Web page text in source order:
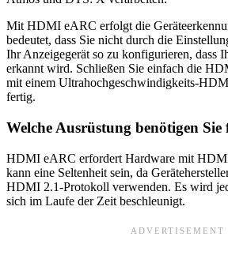
Mit HDMI eARC erfolgt die
bedeutet, dass Sie nicht durch die
Ihr Anzeigegerät so zu konfigurieren, dass
erkannt wird. Schließen Sie einfach die
mit einem Ultrahochgeschwindigkeits-
fertig.
Welche Ausrüstung benötigen
HDMI eARC erfordert Hardware mit
kann eine Seltenheit sein, da
HDMI 2.1-Protokoll verwenden. Es wird
sich im Laufe der Zeit beschleunigt.